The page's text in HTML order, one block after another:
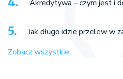
Akredytywa – czym jest i
Jak długo idzie przelew w
Zobacz wszystkie